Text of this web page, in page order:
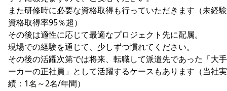
また研修時に必要な資格取得も行っていただきます（未経
資格取得率95％超）
その後は適性に応じて最適なプロジェクト先に配属。
現場での経験を通じて、少しずつ慣れてください。
その後の活躍次第では将来、転職して派遣先であった「大
ーカーの正社員」として活躍するケースもあります（当社実
績：1名～2名/年間）